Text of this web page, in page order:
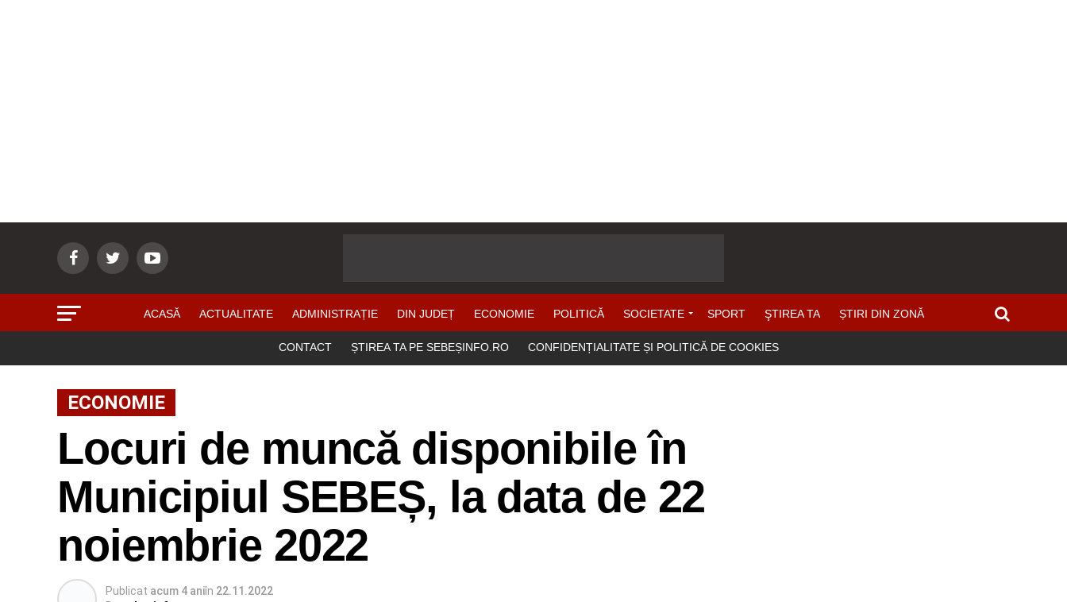
ACASĂ ACTUALITATE ADMINISTRAȚIE DIN JUDEȚ ECONOMIE POLITICĂ SOCIETATE SPORT ŞTIREA TA ȘTIRI DIN ZONĂ
CONTACT ȘTIREA TA PE SEBEȘINFO.RO CONFIDENȚIALITATE ȘI POLITICĂ DE COOKIES
ECONOMIE
Locuri de muncă disponibile în
Municipiul SEBEȘ, la data de 22
noiembrie 2022
Publicat acum 4 aniîn 22.11.2022